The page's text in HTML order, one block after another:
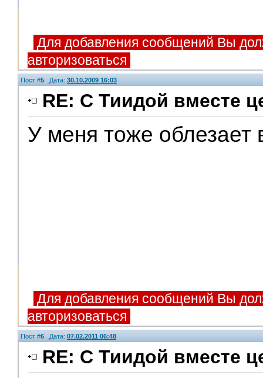
Для добавления сообщений Вы
авторизоваться
Пост #5 Дата: 30.10.2009 16:03
RE: С Тиидой вместе
У меня тоже облезает
Для добавления сообщений Вы
авторизоваться
Пост #6 Дата: 07.02.2011 06:48
RE: С Тиидой вместе